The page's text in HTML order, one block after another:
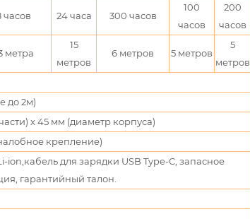
часов 24 часа 300 часов
100
часов
200
часов
метра
15
метров
6 метров 5 метров
5
метров
до 2м)
x 45 мм (диаметр корпуса)
крепление)
для зарядки USB Type-C, запасное
гарантийный талон.